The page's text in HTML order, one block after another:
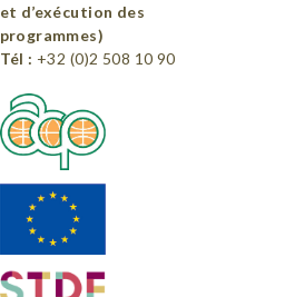
et d’exécution des
programmes)
Tél : +32 (0)2 508 10 90